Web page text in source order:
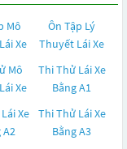
Mô
Xe
Ôn Tập Lý
Thuyết Lái Xe
Mô
Xe
Thi Thử Lái Xe
Bằng A1
Xe
A2
Thi Thử Lái Xe
Bằng A3